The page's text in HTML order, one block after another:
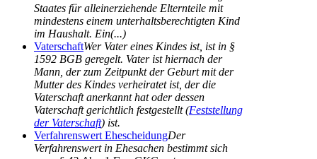
Staates für alleinerziehende Elternteile mit
mindestens einem unterhaltsberechtigten Kind
im Haushalt. Ein(...)
VaterschaftWer Vater eines Kindes ist, ist in §
1592 BGB geregelt. Vater ist hiernach der
Mann, der zum Zeitpunkt der Geburt mit der
Mutter des Kindes verheiratet ist, der die
Vaterschaft anerkannt hat oder dessen
Vaterschaft gerichtlich festgestellt (Feststellung
der Vaterschaft) ist.
Verfahrenswert EhescheidungDer
Verfahrenswert in Ehesachen bestimmt sich